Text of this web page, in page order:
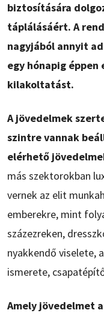
biztosítására
táplálásáért. A
nagyjából annyit
egy hónapig
kilakoltatást.
A jövedelmek
szintre vannak
elérhető
más szektorokban
vernek az elit
emberekre, mint
százezreken,
nyakkendő viselete,
ismerete,
Amely jövedelmet